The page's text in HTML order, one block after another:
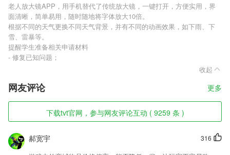
老人放大镜APP，用手机替代了传统放大镜，一键打开，方便实用，界
面清晰，简单易用，随时随地将字体放大10倍。
根据不同的天气更换不同天气背景，并有不同的动画效果，如下雨、下
雪、雷暴等。
提醒学生准备相关申请材料
- 修复已知问题；
收起
网友评论 更多
下载tvt官网，参与网友评论互动 ( 9259 条 )
316
郝宽宇